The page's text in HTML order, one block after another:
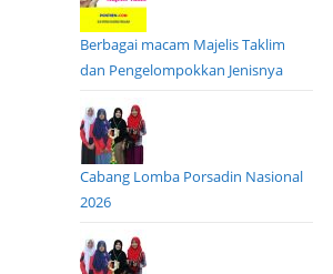
Berbagai macam Majelis Taklim
dan Pengelompokkan Jenisnya
Cabang Lomba Porsadin Nasional
2026